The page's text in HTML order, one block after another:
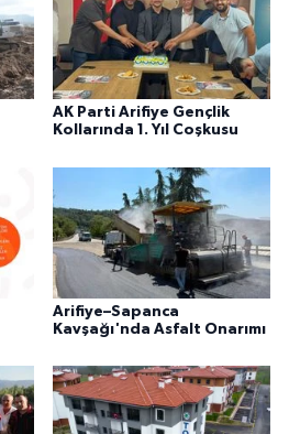
AK Parti Arifiye Gençlik
Kollarında 1. Yıl Coşkusu
Arifiye–Sapanca
Kavşağı'nda Asfalt Onarımı